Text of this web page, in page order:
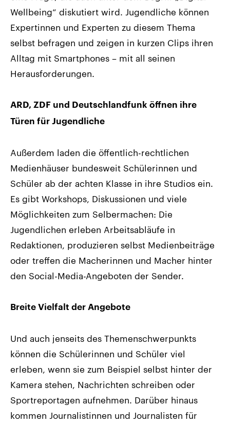
Wellbeing“ diskutiert wird. Jugendliche können
Expertinnen und Experten zu diesem Thema
selbst befragen und zeigen in kurzen Clips ihren
Alltag mit Smartphones – mit all seinen
Herausforderungen.
ARD, ZDF und Deutschlandfunk öffnen ihre
Türen für Jugendliche
Außerdem laden die öffentlich-rechtlichen
Medienhäuser bundesweit Schülerinnen und
Schüler ab der achten Klasse in ihre Studios ein.
Es gibt Workshops, Diskussionen und viele
Möglichkeiten zum Selbermachen: Die
Jugendlichen erleben Arbeitsabläufe in
Redaktionen, produzieren selbst Medienbeiträge
oder treffen die Macherinnen und Macher hinter
den Social-Media-Angeboten der Sender.
Breite Vielfalt der Angebote
Und auch jenseits des Themenschwerpunkts
können die Schülerinnen und Schüler viel
erleben, wenn sie zum Beispiel selbst hinter der
Kamera stehen, Nachrichten schreiben oder
Sportreportagen aufnehmen. Darüber hinaus
kommen Journalistinnen und Journalisten für